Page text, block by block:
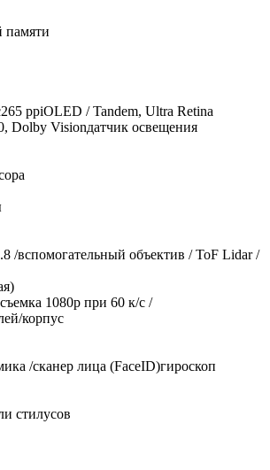
памяти
ppiOLED / Tandem, Ultra Retina
Dolby Visionдатчик освещения
/вспомогательный объектив / ToF Lidar /
1080р при 60 к/с /
корпус
/сканер лица (FaceID)гироскоп
стилусов